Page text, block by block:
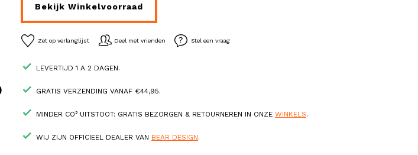
Bekijk Winkelvoorraad
Zet op verlanglijst Deel met vrienden Stel een vraag
LEVERTIJD 1 A 2 DAGEN.
GRATIS VERZENDING VANAF €44,95.
MINDER CO² UITSTOOT: GRATIS BEZORGEN & RETOURNEREN IN ONZE WINKELS.
WIJ ZIJN OFFICIEEL DEALER VAN BEAR DESIGN.